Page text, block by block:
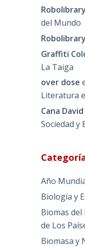
Robolibrary
del Mundo
Robolibrary
Graffiti
La Taiga
over dose
Literatura
Cana David
Sociedad y
Año
Biología y
Biomas
de Los
Biomasa y